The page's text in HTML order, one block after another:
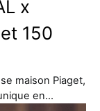
x
150
maison Piaget,
en…